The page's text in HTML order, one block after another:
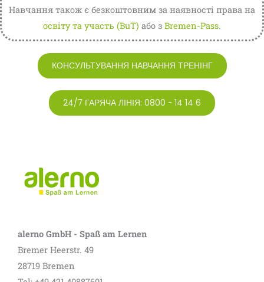
Навчання також є безкоштовним за наявності права на
освіту та участь (BuT) або з Bremen-Pass.
КОНСУЛЬТУВАННЯ НАВЧАННЯ ТРЕНІНГ
24/7 ГАРЯЧА ЛІНІЯ: 0800 - 14 14 6
alerno GmbH - Spaß am Lernen
Bremer Heerstr. 49
28719 Bremen